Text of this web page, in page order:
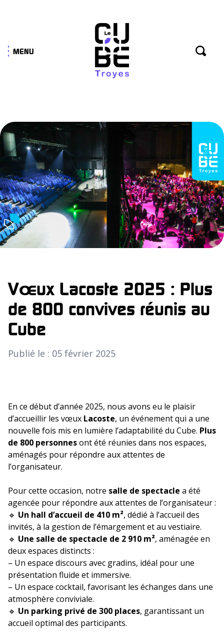
MENU
Vœux Lacoste 2025 : Plus
de 800 convives réunis au
Cube
Publié le : 05 février 2025
En ce début d’année 2025, nous avons eu le plaisir
d’accueillir les vœux Lacoste, un événement qui a une
nouvelle fois mis en lumière l’adaptabilité du Cube. Plus
de 800 personnesont été réunies dans nos espaces,
aménagés pour répondre aux attentes de
l’organisateur.
Pour cette occasion, notre salle de spectacle a été
agencée pour répondre aux attentes de l’organisateur :
🔹 Un hall d’accueil de 410 m², dédié à l’accueil des
invités, à la gestion de l’émargement et au vestiaire.
🔹 Une salle de spectacle de 2 910 m², aménagée en
deux espaces distincts :
– Un espace discours avec gradins, idéal pour une
présentation fluide et immersive.
– Un espace cocktail, favorisant les échanges dans une
atmosphère conviviale.
🔹 Un parking privé de 300 places, garantissant un
accueil optimal des participants.